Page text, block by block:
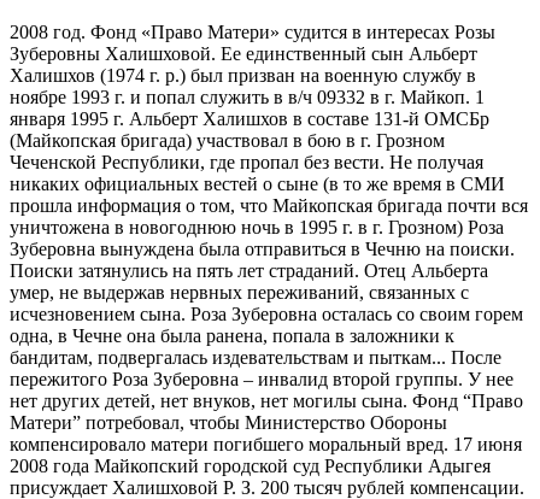
2008 год. Фонд «Право Матери» судится в интересах Розы
Зуберовны Халишховой. Ее единственный сын Альберт
Халишхов (1974 г. р.) был призван на военную службу в
ноябре 1993 г. и попал служить в в/ч 09332 в г. Майкоп. 1
января 1995 г. Альберт Халишхов в составе 131-й ОМСБр
(Майкопская бригада) участвовал в бою в г. Грозном
Чеченской Республики, где пропал без вести. Не получая
никаких официальных вестей о сыне (в то же время в СМИ
прошла информация о том, что Майкопская бригада почти вся
уничтожена в новогоднюю ночь в 1995 г. в г. Грозном) Роза
Зуберовна вынуждена была отправиться в Чечню на поиски.
Поиски затянулись на пять лет страданий. Отец Альберта
умер, не выдержав нервных переживаний, связанных с
исчезновением сына. Роза Зуберовна осталась со своим горем
одна, в Чечне она была ранена, попала в заложники к
бандитам, подвергалась издевательствам и пыткам... После
пережитого Роза Зуберовна – инвалид второй группы. У нее
нет других детей, нет внуков, нет могилы сына. Фонд “Право
Матери” потребовал, чтобы Министерство Обороны
компенсировало матери погибшего моральный вред. 17 июня
2008 года Майкопский городской суд Республики Адыгея
присуждает Халишховой Р. З. 200 тысяч рублей компенсации.